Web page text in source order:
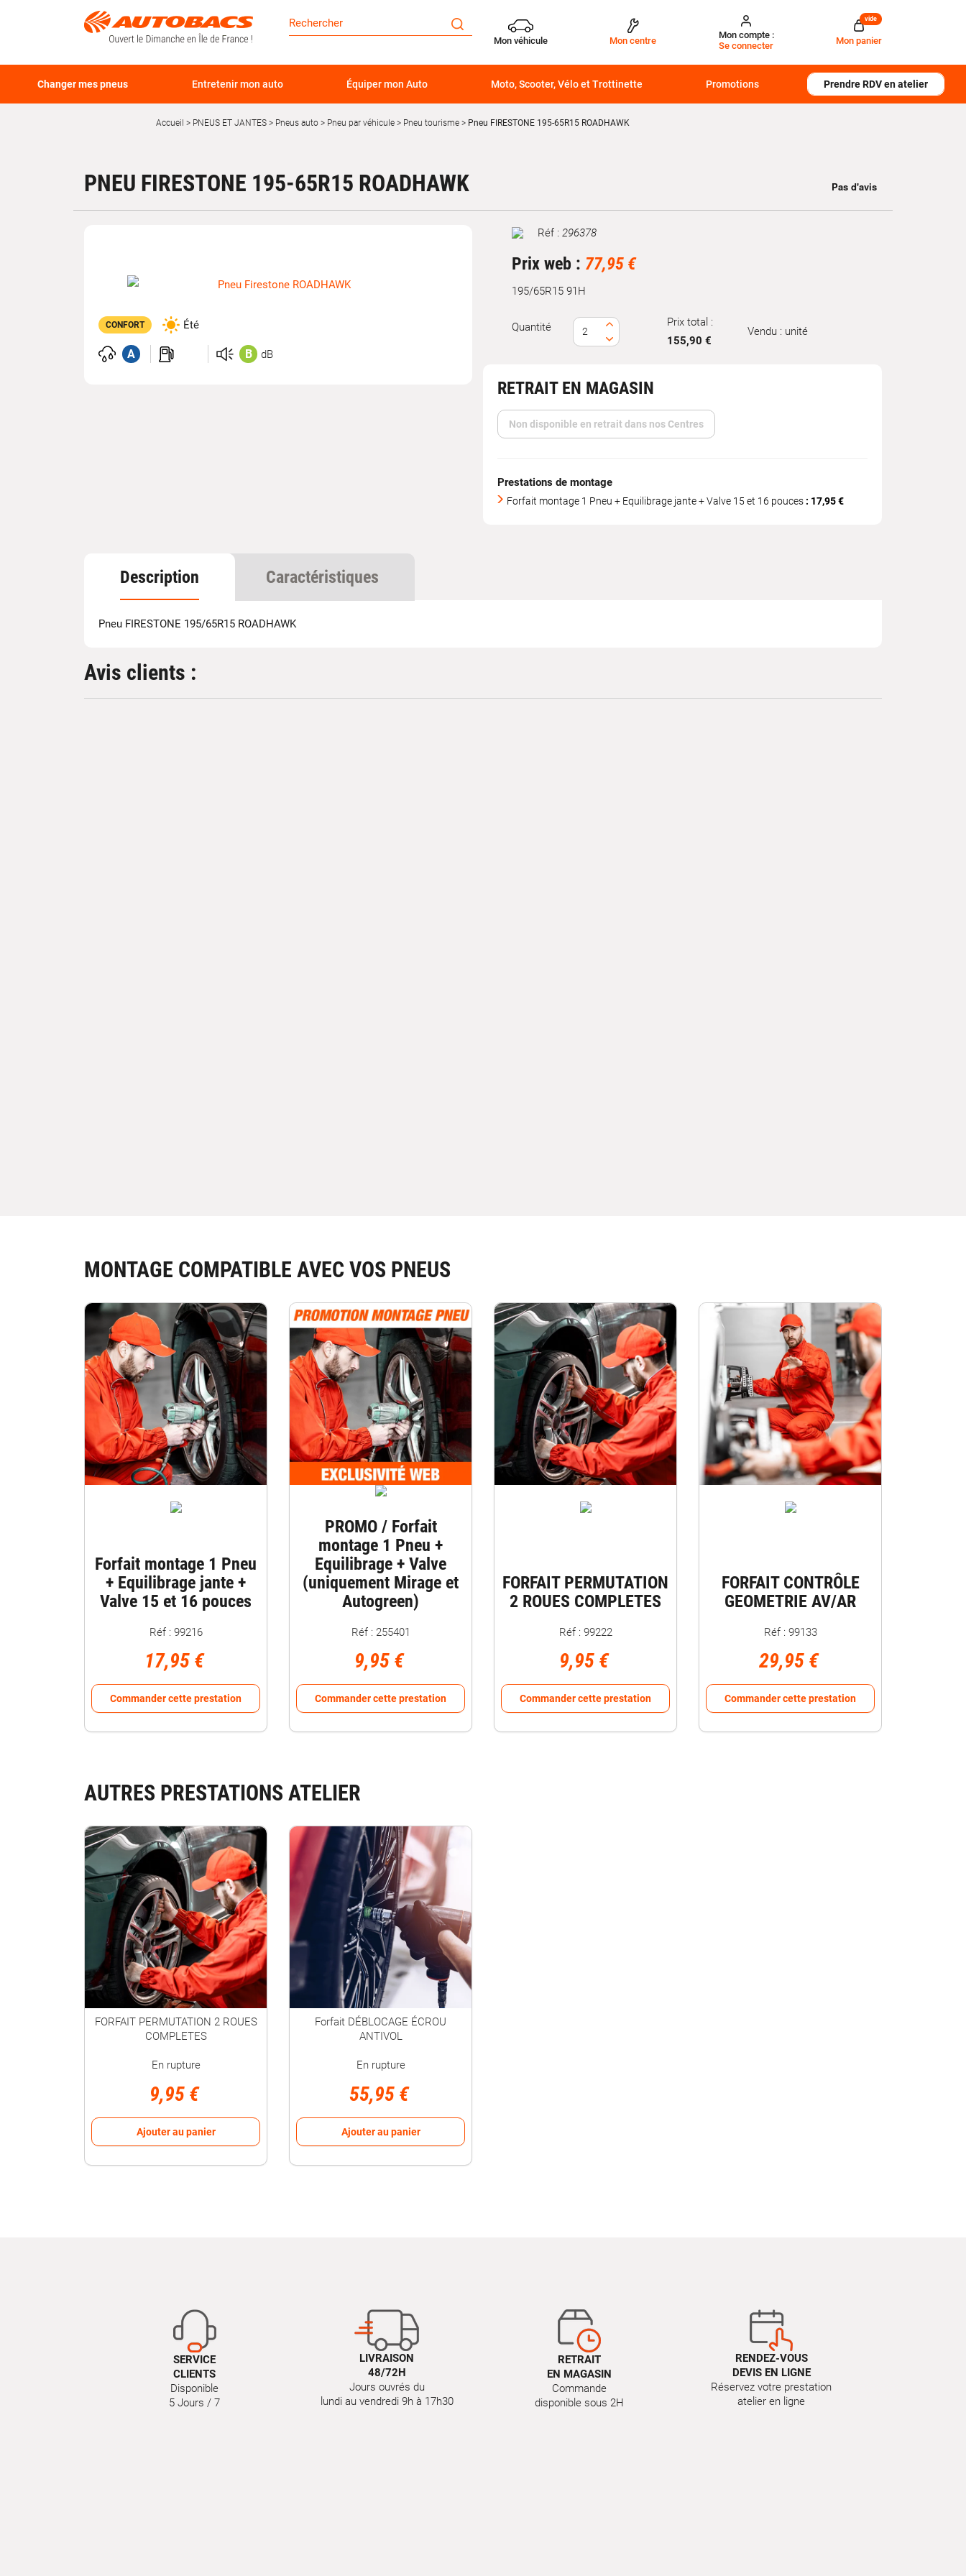
Mon véhicule Mon centre
Mon compte :
Se connecter
Mon panier
vide
Changer mes pneus Entretenir mon auto Équiper mon Auto Moto, Scooter, Vélo et Trottinette Promotions Prendre RDV en atelier
Accueil PNEUS ET JANTES Pneus auto Pneu par véhicule Pneu tourisme Pneu FIRESTONE 195-65R15 ROADHAWK
PNEU FIRESTONE 195-65R15 ROADHAWK
CONFORT Été
A B dB
MarqueRéf : 296378
Prix web : 77,95 €
195/65R15 91H
Quantité
Prix total :
155,90 €
Vendu : unité
RETRAIT EN MAGASIN
Non disponible en retrait dans nos Centres
Prestations de montage
Forfait montage 1 Pneu + Equilibrage jante + Valve 15 et 16 pouces : 17,95 €
Description Caractéristiques
Pneu FIRESTONE 195/65R15 ROADHAWK
Avis clients :
MONTAGE COMPATIBLE AVEC VOS PNEUS
Forfait montage 1 Pneu
+ Equilibrage jante +
Valve 15 et 16 pouces
Réf : 99216
17,95 €
Commander cette prestation
PROMO / Forfait
montage 1 Pneu +
Equilibrage + Valve
(uniquement Mirage et
Autogreen)
Réf : 255401
9,95 €
Commander cette prestation
FORFAIT PERMUTATION
2 ROUES COMPLETES
Réf : 99222
9,95 €
Commander cette prestation
FORFAIT CONTRÔLE
GEOMETRIE AV/AR
Réf : 99133
29,95 €
Commander cette prestation
AUTRES PRESTATIONS ATELIER
FORFAIT PERMUTATION 2 ROUES
COMPLETES
En rupture
9,95 €
Ajouter au panier
Forfait DÉBLOCAGE ÉCROU
ANTIVOL
En rupture
55,95 €
Ajouter au panier
SERVICE
CLIENTS
Disponible
5 Jours / 7
LIVRAISON
48/72H
Jours ouvrés du
lundi au vendredi 9h à 17h30
RETRAIT
EN MAGASIN
Commande
disponible sous 2H
RENDEZ-VOUS
DEVIS EN LIGNE
Réservez votre prestation
atelier en ligne